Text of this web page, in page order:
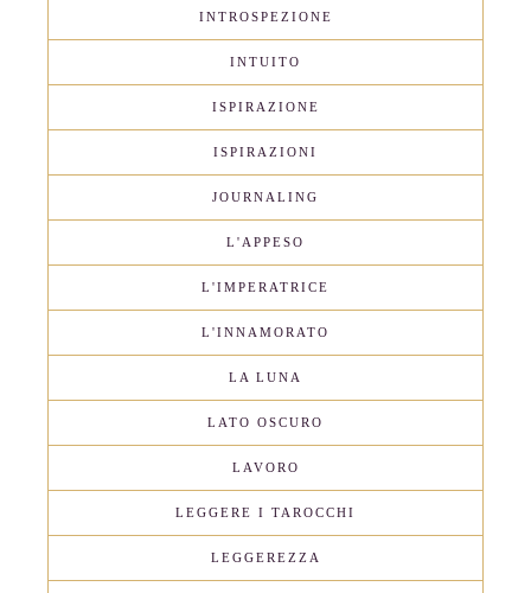
INTROSPEZIONE
INTUITO
ISPIRAZIONE
ISPIRAZIONI
JOURNALING
L'APPESO
L'IMPERATRICE
L'INNAMORATO
LA LUNA
LATO OSCURO
LAVORO
LEGGERE I TAROCCHI
LEGGEREZZA